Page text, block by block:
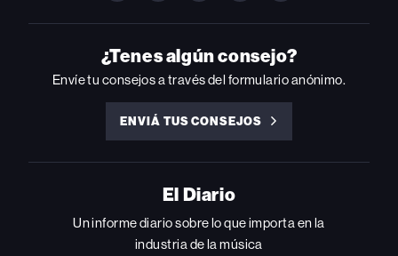
ON
INSTAGRAM
ON
YOUTUBE
ON
YOUTUBE
ON
ON
FACEBOOK
¿Tenes algún consejo?
Envíe tu consejos a través del formulario anónimo.
ENVIÁ TUS CONSEJOS
ENVIÁ
CONSEJOS
El Diario
Un informe diario sobre lo que importa en la
industria de la música